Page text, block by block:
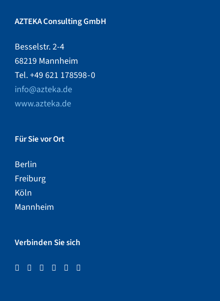
AZTEKA Consulting GmbH
Besselstr. 2-4
68219 Mannheim
Tel. +49 621 178598 - 0
info@azteka.de
www.azteka.de
Für Sie vor Ort
Berlin
Freiburg
Köln
Mannheim
Verbinden Sie sich